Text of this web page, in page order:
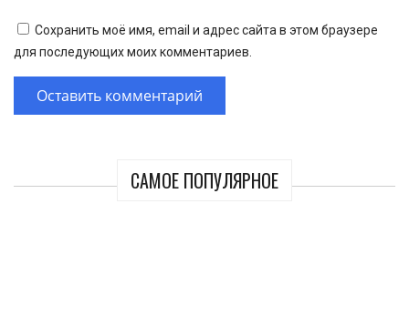
САМОЕ ПОПУЛЯРНОЕ
Сохранить моё имя, email и адрес сайта в этом браузере
для последующих моих комментариев.